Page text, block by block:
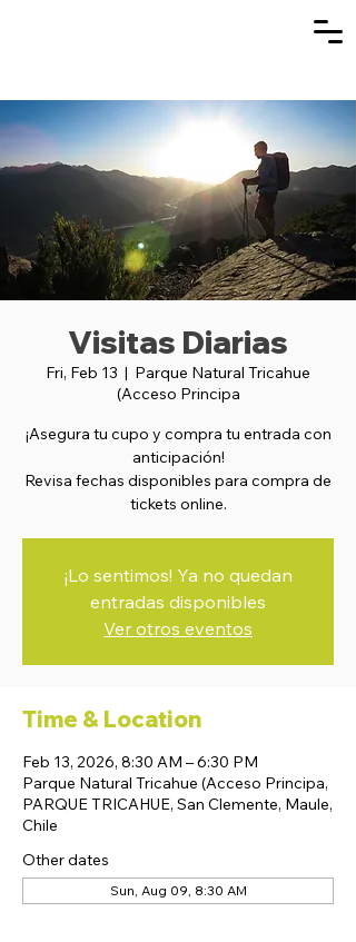
Visitas Diarias
Fri, Feb 13
  |
Parque Natural Tricahue
(Acceso Principa
¡Asegura tu cupo y compra tu entrada con
anticipación!
Revisa fechas disponibles para compra de
tickets online.
¡Lo sentimos! Ya no quedan
entradas disponibles
Ver otros eventos
Time & Location
Feb 13, 2026, 8:30 AM – 6:30 PM
Parque Natural Tricahue (Acceso Principa,
PARQUE TRICAHUE, San Clemente, Maule,
Chile
Other dates
Sun, Aug 09, 8:30 AM